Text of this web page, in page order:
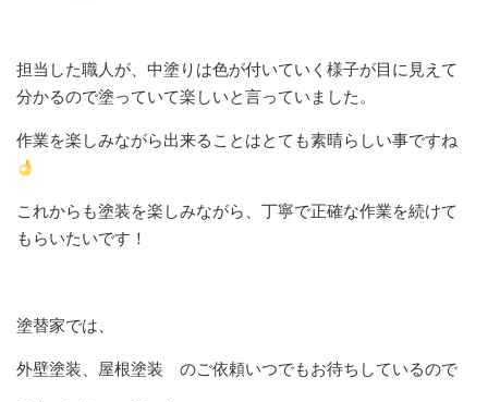
担当した職人が、中塗りは色が付いていく様子が目に見えて
分かるので塗っていて楽しいと言っていました。
作業を楽しみながら出来ることはとても素晴らしい事ですね
これからも塗装を楽しみながら、丁寧で正確な作業を続けて
もらいたいです！
塗替家では、
外壁塗装、屋根塗装 のご依頼いつでもお待ちしているので